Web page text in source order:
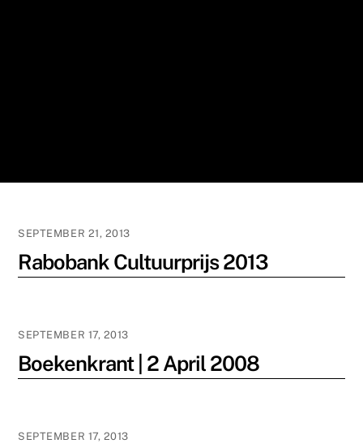
SEPTEMBER 21, 2013
Rabobank Cultuurprijs 2013
SEPTEMBER 17, 2013
Boekenkrant | 2 April 2008
SEPTEMBER 17, 2013